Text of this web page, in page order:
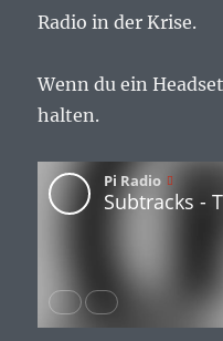
Radio in der Krise.
Wenn du ein
halten.